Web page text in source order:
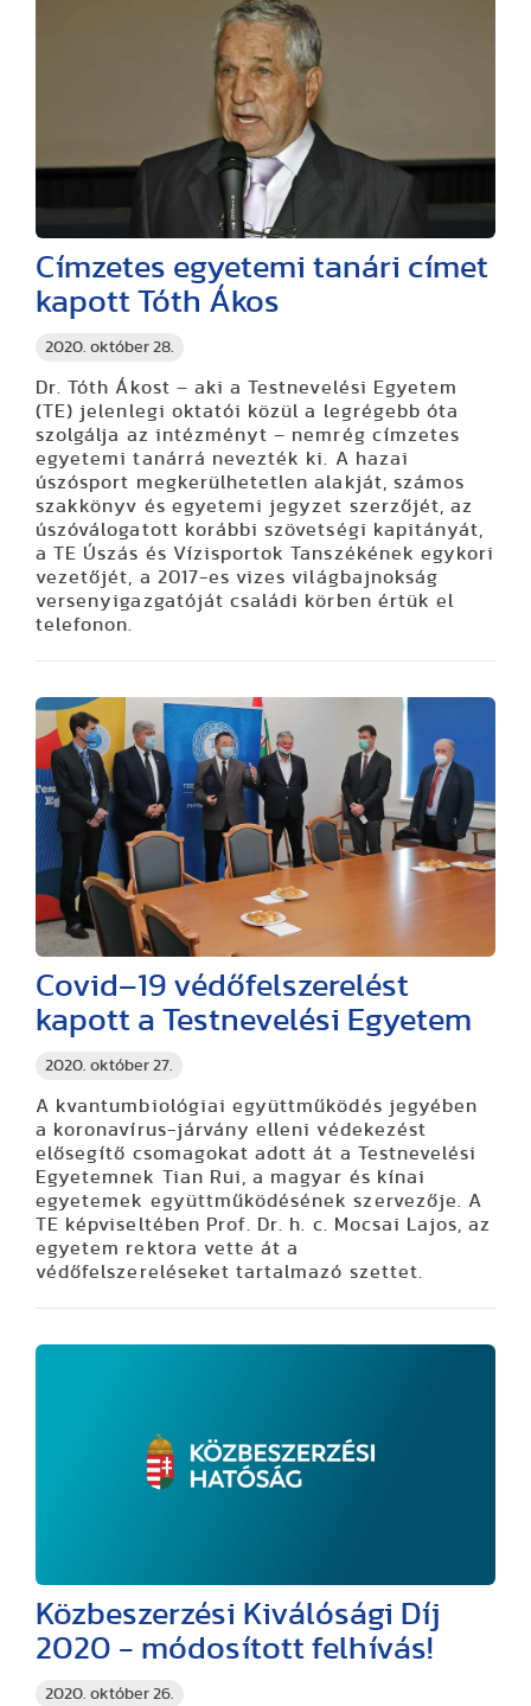
2020. október 28.
Címzetes egyetemi tanári címet
kapott Tóth Ákos
Dr. Tóth Ákost – aki a Testnevelési Egyetem
(TE) jelenlegi oktatói közül a legrégebb óta
szolgálja az intézményt – nemrég címzetes
egyetemi tanárrá nevezték ki. A hazai
úszósport megkerülhetetlen alakját, számos
szakkönyv és egyetemi jegyzet szerzőjét, az
úszóválogatott korábbi szövetségi kapitányát,
a TE Úszás és Vízisportok Tanszékének egykori
vezetőjét, a 2017-es vizes világbajnokság
versenyigazgatóját családi körben értük el
telefonon.
2020. október 27.
Covid–19 védőfelszerelést
kapott a Testnevelési Egyetem
A kvantumbiológiai együttműködés jegyében
a koronavírus-járvány elleni védekezést
elősegítő csomagokat adott át a Testnevelési
Egyetemnek Tian Rui, a magyar és kínai
egyetemek együttműködésének szervezője. A
TE képviseltében Prof. Dr. h. c. Mocsai Lajos, az
egyetem rektora vette át a
védőfelszereléseket tartalmazó szettet.
2020. október 26.
Közbeszerzési Kiválósági Díj
2020 - módosított felhívás!